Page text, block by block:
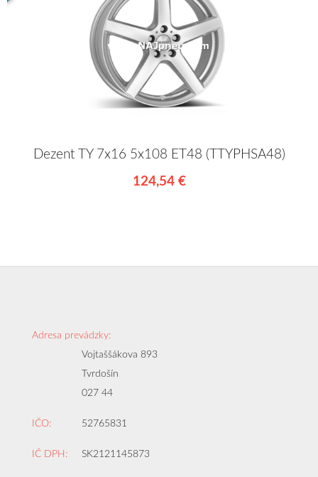
Dezent TY 7x16 5x108 ET48 (TTYPHSA48)
124,54 €
Adresa prevádzky:
Vojtaššákova 893
Tvrdošín
027 44
IČO: 52765831
IČ DPH: SK2121145873